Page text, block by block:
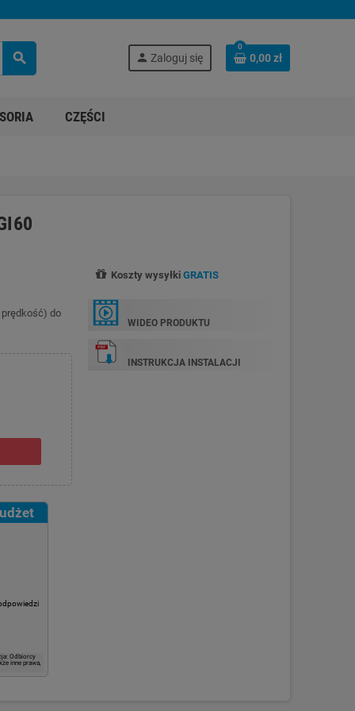
search person Zaloguj się
0
0,00 zł
CZĘŚCI
prędkość) do
Odbiorcy
inne prawa,
Koszty wysyłki GRATIS
WIDEO PRODUKTU
INSTRUKCJA INSTALACJI